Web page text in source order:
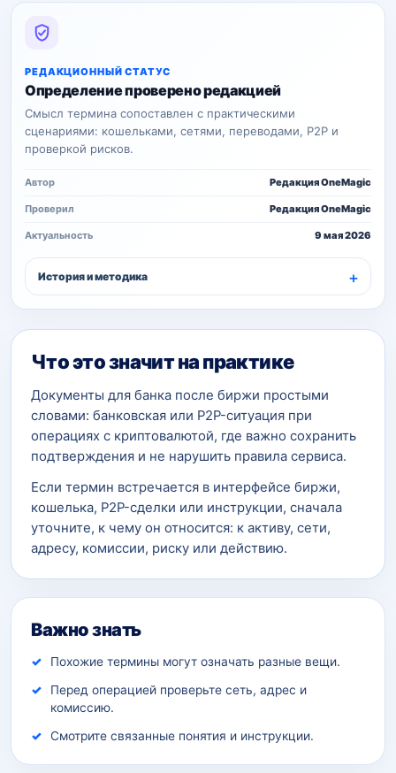
РЕДАКЦИОННЫЙ СТАТУС
Определение проверено редакцией
Смысл термина сопоставлен с практическими
сценариями: кошельками, сетями, переводами, P2P и
проверкой рисков.
Автор Редакция OneMagic
Проверил Редакция OneMagic
Актуальность 9 мая 2026
История и методика
Что это значит на практике
Документы для банка после биржи простыми
словами: банковская или P2P-ситуация при
операциях с криптовалютой, где важно сохранить
подтверждения и не нарушить правила сервиса.
Если термин встречается в интерфейсе биржи,
кошелька, P2P-сделки или инструкции, сначала
уточните, к чему он относится: к активу, сети,
адресу, комиссии, риску или действию.
Важно знать
Похожие термины могут означать разные вещи.
Перед операцией проверьте сеть, адрес и
комиссию.
Смотрите связанные понятия и инструкции.